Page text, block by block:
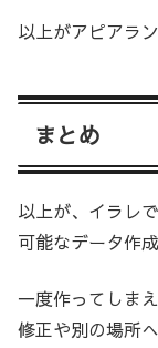
以上がアピアラ
まとめ
以上が、イラレ
可能なデータ作
一度作ってしま
修正や別の場所